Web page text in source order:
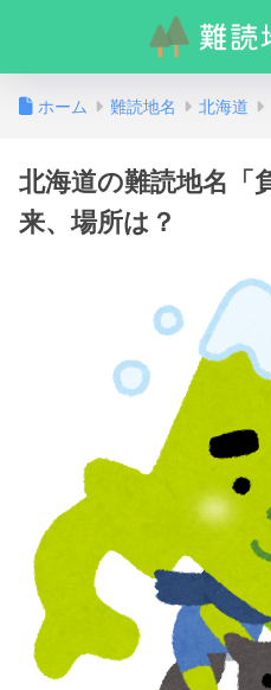
ホーム 難読地名 北海道
北海道の難読地名「
来、場所は？